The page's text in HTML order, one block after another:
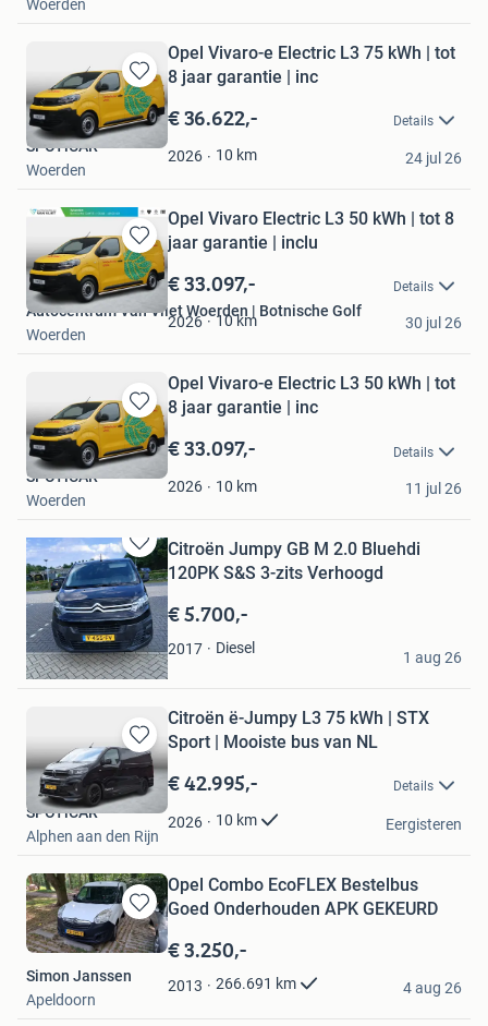
Woerden
Bewaren
in
Mijn
Favorieten
Opel Vivaro-e Electric L3 75 kWh | tot
8 jaar garantie | inc
€ 36.622,- Details
2026 10 km
SPOTiCAR
Woerden
24 jul 26
Bewaren
in
Mijn
Favorieten
Opel Vivaro Electric L3 50 kWh | tot 8
jaar garantie | inclu
€ 33.097,- Details
2026 10km
Autocentrum Van Vliet Woerden | Botnische Golf
Woerden
30 jul 26
Bewaren
in
Mijn
Favorieten
Opel Vivaro-e Electric L3 50 kWh | tot
8 jaar garantie | inc
€ 33.097,- Details
2026 10 km
SPOTiCAR
Woerden
11 jul 26
Bewaren
in
Mijn
Favorieten
Citroën Jumpy GB M 2.0 Bluehdi
120PK S&S 3-zits Verhoogd
€ 5.700,-
2017 Diesel
Jan
Vleuten
1 aug 26
Bewaren
in
Mijn
Favorieten
Citroën ë-Jumpy L3 75 kWh | STX
Sport | Mooiste bus van NL
€ 42.995,- Details
2026 10 km
SPOTiCAR
Alphen aan den Rijn
Eergisteren
Bewaren
in
Favorieten
Opel Combo EcoFLEX Bestelbus
Goed Onderhouden APK GEKEURD
€ 3.250,-
2013 266.691 km
Simon Janssen
Apeldoorn
4 aug 26